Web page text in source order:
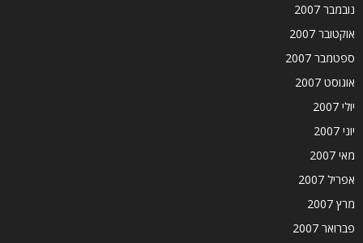
נובמבר 2007
אוקטובר 2007
ספטמבר 2007
אוגוסט 2007
יולי 2007
יוני 2007
מאי 2007
אפריל 2007
מרץ 2007
פברואר 2007